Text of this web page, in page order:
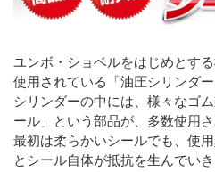
ユンボ・ショベルをはじめとす
使用されている「油圧シリンダー
シリンダーの中には、様々なゴ
ール」という部品が、多数使用
最初は柔らかいシールでも、使
とシール自体が抵抗を生んでい